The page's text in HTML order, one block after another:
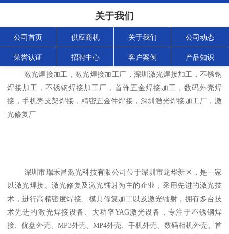
关于我们
公司首页 供应商机 关于我们 公司动态
荣誉认证 招聘中心 客户案例 产品知识
焊接加工，不锈钢焊接加工厂，首饰五金焊接加工，数码外壳焊
接，手机壳支架焊接，精密五金件焊接，深圳激光焊接加工厂，激
以激光焊接、激光修复及激光镭射为主的企业，采用先进的激光技
术，进行高精密度焊接、模具修复加工以及激光镭射，拥有多台技
术先进的激光焊接设备、大功率YAG激光设备，专注于不锈钢焊
接、优盘外壳、MP3外壳、MP4外壳、手机外壳、数码相机外壳、首